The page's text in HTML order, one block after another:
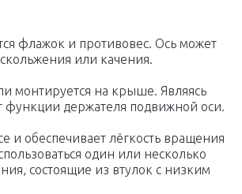
флажок и противовес. Ось может
или качения.
монтируется на крыше. Являясь
функции держателя подвижной оси.
и обеспечивает лёгкость вращения
один или несколько
состоящие из втулок с низким